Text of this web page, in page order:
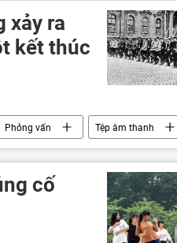
xảy ra
kết thúc
Phỏng vấn
Tệp âm thanh
cố